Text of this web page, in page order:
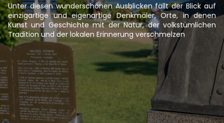
Unter diesen wunderschönen Ausblicken fällt der Blick auf
einzigartige und eigenartige Denkmäler, Orte, in denen
Kunst und Geschichte mit der Natur, der volkstümlichen
Tradition und der lokalen Erinnerung verschmelzen